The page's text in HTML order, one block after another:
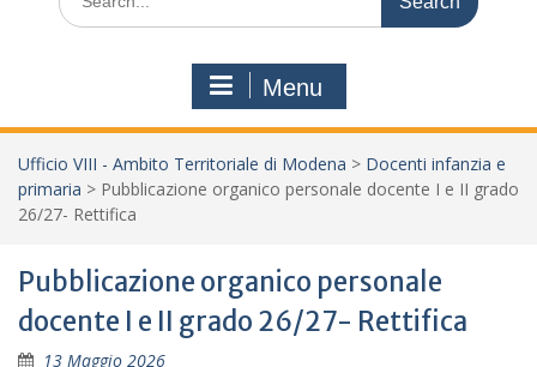
for:
Menu
Ufficio VIII - Ambito Territoriale di Modena > Docenti infanzia e
primaria > Pubblicazione organico personale docente I e II grado
26/27- Rettifica
Pubblicazione organico personale
docente I e II grado 26/27- Rettifica
13 Maggio 2026